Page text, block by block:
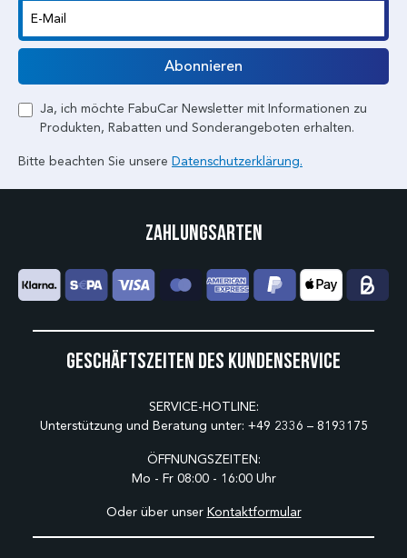
E-Mail
Abonnieren
Ja, ich möchte FabuCar Newsletter mit Informationen zu
Produkten, Rabatten und Sonderangeboten erhalten.
Bitte beachten Sie unsere Datenschutzerklärung.
Geschäftszeiten des Kundenservice
SERVICE-HOTLINE:
Unterstützung und Beratung unter: +49 2336 – 8193175
ÖFFNUNGSZEITEN:
Mo - Fr 08:00 - 16:00 Uhr
Oder über unser Kontaktformular
Zahlungsarten